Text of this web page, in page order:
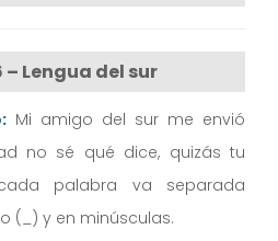
– Lengua del sur
Mi amigo del sur me envió
no sé qué dice, quizás tu
palabra va separada
(_) y en minúsculas.